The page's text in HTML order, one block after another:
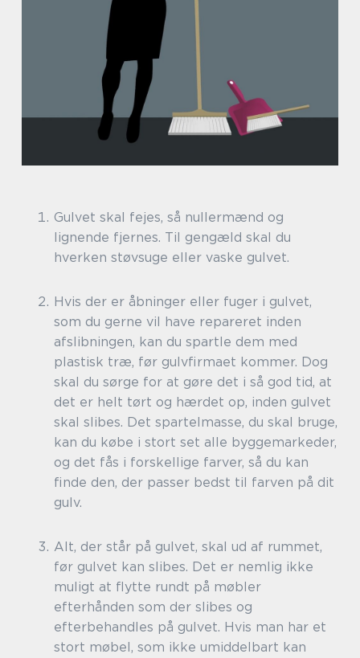
Gulvet skal fejes, så nullermænd og
lignende fjernes. Til gengæld skal du
hverken støvsuge eller vaske gulvet.
Hvis der er åbninger eller fuger i gulvet,
som du gerne vil have repareret inden
afslibningen, kan du spartle dem med
plastisk træ, før gulvfirmaet kommer. Dog
skal du sørge for at gøre det i så god tid, at
det er helt tørt og hærdet op, inden gulvet
skal slibes. Det spartelmasse, du skal bruge,
kan du købe i stort set alle byggemarkeder,
og det fås i forskellige farver, så du kan
finde den, der passer bedst til farven på dit
gulv.
Alt, der står på gulvet, skal ud af rummet,
før gulvet kan slibes. Det er nemlig ikke
muligt at flytte rundt på møbler
efterhånden som der slibes og
efterbehandles på gulvet. Hvis man har et
stort møbel, som ikke umiddelbart kan